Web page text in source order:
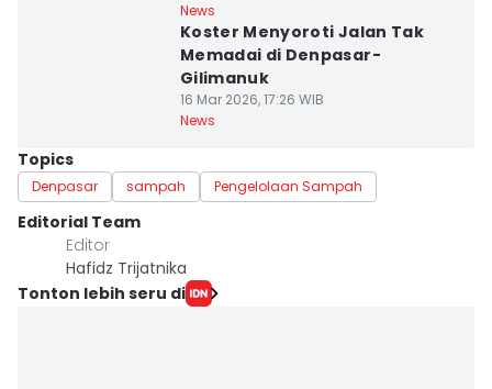
News
Koster Menyoroti Jalan Tak
Memadai di Denpasar-
Gilimanuk
16 Mar 2026, 17:26 WIB
News
Topics
Denpasar sampah Pengelolaan Sampah
Editorial Team
Editor
Hafidz Trijatnika
Tonton lebih seru di